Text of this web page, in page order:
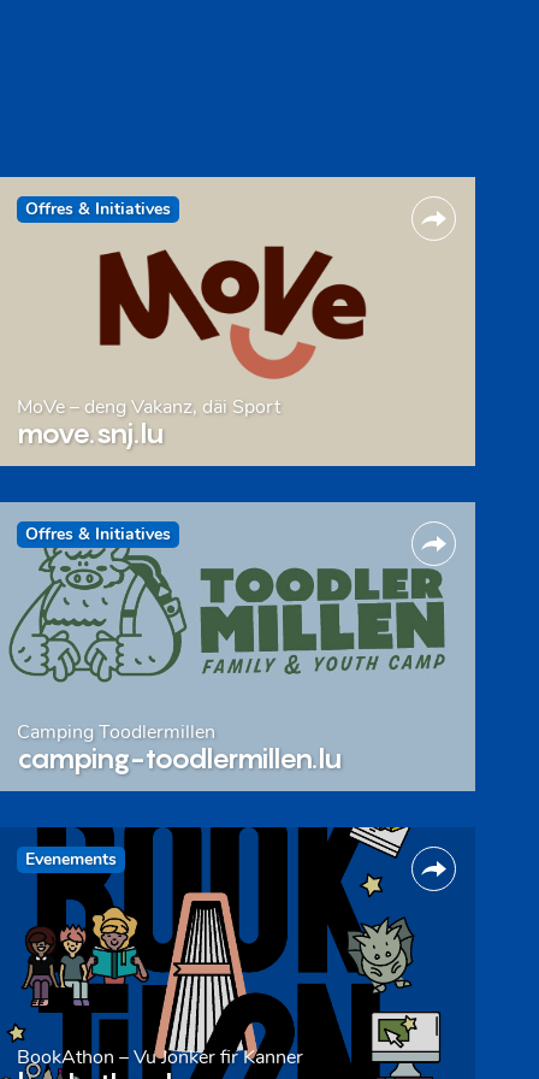
Offres & Initiatives
MoVe – deng Vakanz, däi Sport
move.snj.lu
Offres & Initiatives
Camping Toodlermillen
camping-toodlermillen.lu
Evenements
BookAthon – Vu Jonker fir Kanner